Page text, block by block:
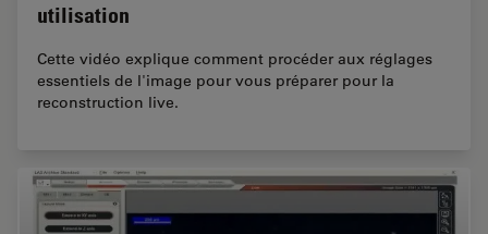
utilisation
Cette vidéo explique comment procéder aux réglages
essentiels de l'image pour vous préparer pour la
reconstruction live.